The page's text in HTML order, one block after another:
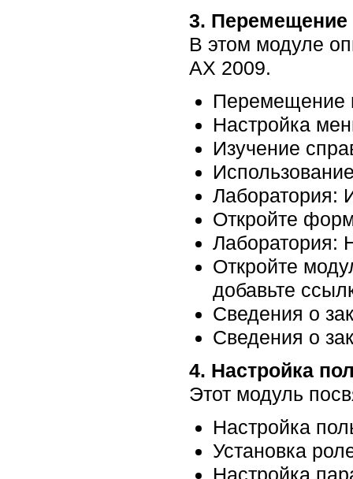
3. Перемещение
В этом модуле
AX 2009.
Перемещение
Настройка
Изучение
Лаборатория:
Откройте
Лаборатория:
Откройте
добавьте
Сведения о
Сведения о
4. Настройка
Этот модуль
Настройка
Установка
Настройка